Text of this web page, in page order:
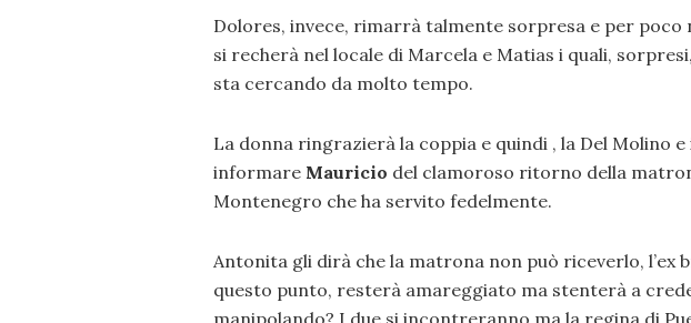
Dolores, invece, rimarrà talmente sorpresa e per poco
si recherà nel locale di Marcela e Matias i quali,
sta cercando da molto tempo.
La donna ringrazierà la coppia e quindi , la Del Molino
informare Mauricio del clamoroso ritorno della
Montenegro che ha servito fedelmente.
Antonita gli dirà che la matrona non può riceverlo, l’ex
questo punto, resterà amareggiato ma stenterà a
manipolando? I due si incontreranno ma la regina di